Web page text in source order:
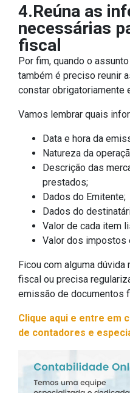
4.Reúna as
necessárias
fiscal
Por fim, quando o
também é preciso reunir
constar obrigatoriamente
Vamos lembrar quais
Data e hora da
Natureza da
Descrição das
prestados;
Dados do Emitente;
Dados do
Valor de cada item
Valor dos impostos
Ficou com alguma dúvida
fiscal ou precisa
emissão de documentos
Clique aqui e entre em
de contadores e